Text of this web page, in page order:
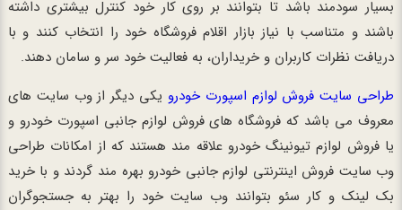
بسیار سودمند باشد تا بتوانند بر روی کار خود کنترل بیشتری داشته
باشند و متناسب با نیاز بازار اقلام فروشگاه خود را انتخاب کنند و با
دریافت نظرات کاربران و خریداران، به فعالیت خود سر و سامان دهند.
طراحی سایت فروش لوازم اسپورت خودرو یکی دیگر از وب سایت های
معروف می باشد که فروشگاه های فروش لوازم جانبی اسپورت خودرو و
یا فروش لوازم تیونینگ خودرو علاقه مند هستند که از امکانات طراحی
وب سایت فروش اینترنتی لوازم جانبی خودرو بهره مند گردند و با خرید
بک لینک و کار سئو بتوانند وب سایت خود را بهتر به جستجوگران